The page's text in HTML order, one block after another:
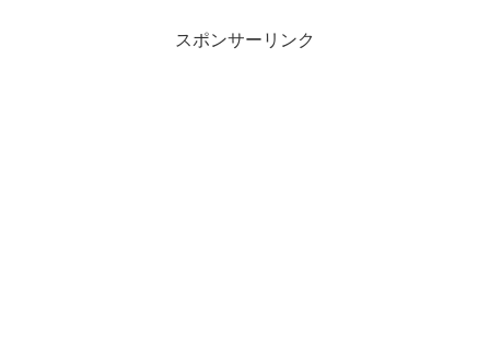
スポンサーリンク